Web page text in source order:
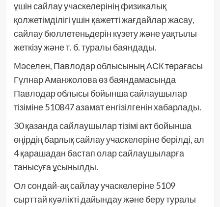
үшін сайлау учаскелерінің физикалық
қолжетімділігі үшін қажетті жағдайлар жасау,
сайлау бюллетеньдерін күзету және уақтылы
жеткізу және т. б. туралы баяндады.
Мәселен, Павлодар облысының АСК төрағасы
Гүлнар Аманжолова өз баяндамасында
Павлодар облысы бойынша сайлаушылар
тізіміне 510847 азамат енгізілгенін хабарлады.
30 қазанда сайлаушылар тізімі акт бойынша
өңірдің барлық сайлау учаскелеріне берілді, ал
4 қарашадан бастап олар сайлаушыларға
танысуға ұсынылды.
Ол сондай-ақ сайлау учаскелеріне 5109
сырттай куәлікті дайындау және беру туралы